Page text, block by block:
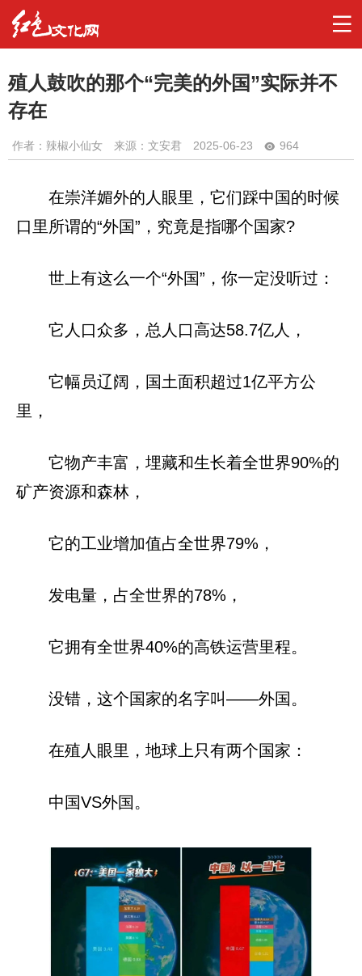
殖人鼓吹的那个“完美的外国”实际并不
存在
作者： 辣椒小仙女 来源：文安君 2025-06-23 964
在崇洋媚外的人眼里，它们踩中国的时候
口里所谓的“外国”，究竟是指哪个国家?
世上有这么一个“外国”，你一定没听过：
它人口众多，总人口高达58.7亿人，
它幅员辽阔，国土面积超过1亿平方公
里，
它物产丰富，埋藏和生长着全世界90%的
矿产资源和森林，
它的工业增加值占全世界79%，
发电量，占全世界的78%，
它拥有全世界40%的高铁运营里程。
没错，这个国家的名字叫——外国。
在殖人眼里，地球上只有两个国家：
中国VS外国。